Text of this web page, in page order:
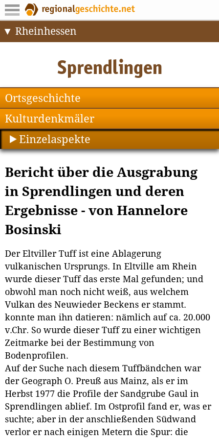
Rheinhessen
Ortsgeschichte
Kulturdenkmäler
Einzelaspekte
Bericht über die Ausgrabung
in Sprendlingen und deren
Ergebnisse - von Hannelore
Bosinski
Der Eltviller Tuff ist eine Ablagerung
vulkanischen Ursprungs. In Eltville am Rhein
wurde dieser Tuff das erste Mal gefunden; und
obwohl man noch nicht weiß, aus welchem
Vulkan des Neuwieder Beckens er stammt.
konnte man ihn datieren: nämlich auf ca. 20.000
v.Chr. So wurde dieser Tuff zu einer wichtigen
Zeitmarke bei der Bestimmung von
Bodenprofilen.
Auf der Suche nach diesem Tuffbändchen war
der Geograph O. Preuß aus Mainz, als er im
Herbst 1977 die Profile der Sandgrube Gaul in
Sprendlingen ablief. Im Ostprofil fand er, was er
suchte; aber in der anschließenden Südwand
verlor er nach einigen Metern die Spur: die